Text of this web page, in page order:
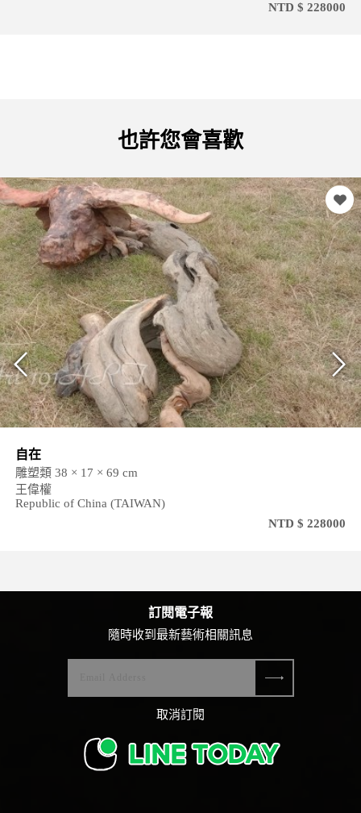
NTD $ 228000
也許您會喜歡
自在
雕塑類 38 × 17 × 69 cm
王偉權
Republic of China (TAIWAN)
NTD $ 228000
訂閱電子報
隨時收到最新藝術相關訊息
取消訂閱